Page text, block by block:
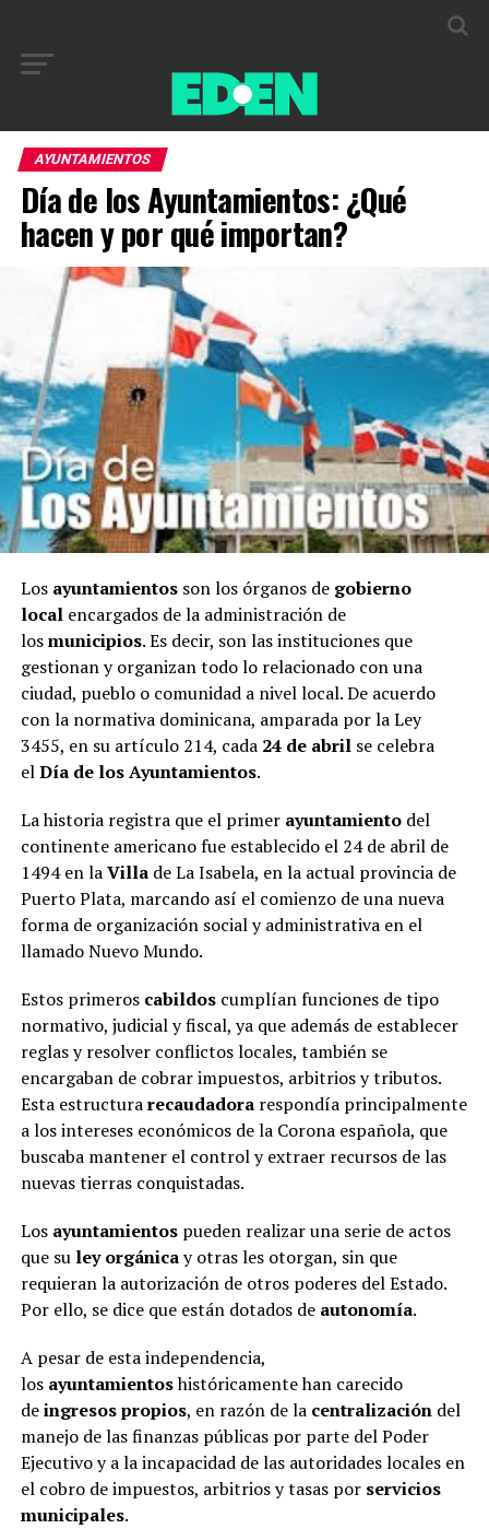
AYUNTAMIENTOS
Día de los Ayuntamientos: ¿Qué
hacen y por qué importan?
Los ayuntamientosson los órganos de gobierno
localencargados de la administración de
losmunicipios. Es decir, son las instituciones que
gestionan y organizan todo lo relacionado con una
ciudad, pueblo o comunidad a nivel local. De acuerdo
con la normativa dominicana, amparada por la Ley
3455, en su artículo 214, cada 24 de abrilse celebra
elDía de los Ayuntamientos.
La historia registra que el primer ayuntamientodel
continente americano fue establecido el 24 de abril de
1494 en laVillade La Isabela, en la actual provincia de
Puerto Plata, marcando así el comienzo de una nueva
forma de organización social y administrativa en el
llamado Nuevo Mundo.
Estos primeros cabildoscumplían funciones de tipo
normativo, judicial y fiscal, ya que además de establecer
reglas y resolver conflictos locales, también se
encargaban de cobrar impuestos, arbitrios y tributos.
Esta estructurarecaudadorarespondía principalmente
a los intereses económicos de la Corona española, que
buscaba mantener el control y extraer recursos de las
nuevas tierras conquistadas.
Los ayuntamientospueden realizar una serie de actos
que su ley orgánicay otras les otorgan, sin que
requieran la autorización de otros poderes del Estado.
Por ello, se dice que están dotados de autonomía.
A pesar de esta independencia,
los ayuntamientoshistóricamente han carecido
deingresos propios, en razón de la centralizacióndel
manejo de las finanzas públicas por parte del Poder
Ejecutivo y a la incapacidad de las autoridades locales en
el cobro de impuestos, arbitrios y tasas por servicios
municipales.